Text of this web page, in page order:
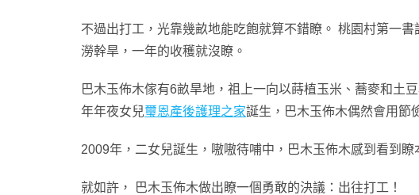
不過出打工，光靠幾畝地能吃飽就算不錯瞭。 桃園村第一
澇幹旱，一年的收穫就沒瞭。
巴木玉佈木傢有6畝旱地，祖上一向以蒔植玉米、蕎麥和土
年年夜女兒璽恩產後護理之家誕生，巴木玉佈木偶然會用節
2009年，二女兒誕生，嗷嗷待哺中，巴木玉佈木感到看到
就如許， 巴木玉佈木做出瞭一個勇敢的決議：出往打工！